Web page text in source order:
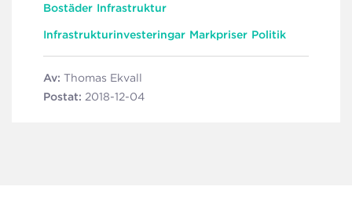
Bostäder Infrastruktur
Infrastrukturinvesteringar Markpriser Politik
Av: Thomas Ekvall
Postat: 2018-12-04